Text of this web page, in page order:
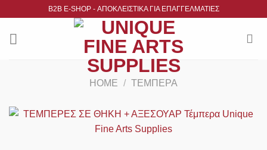
περιεχόμενο
B2B Ε-SHOP - ΑΠΟΚΛΕΙΣΤΙΚΑ ΓΙΑ ΕΠΑΓΓΕΛΜΑΤΙΕΣ
HOME / ΤΈΜΠΕΡΑ